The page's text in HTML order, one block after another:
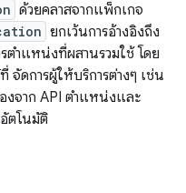
ด้วยคลาสจากแพ็กเกจ
ยกเว้นการอ้างอิงถึง
ตำแหน่งที่ผสานรวมใช้ โดย
ดการผู้ให้บริการต่างๆ เช่น
งจาก API ตำแหน่งและ
ตโนมัติ